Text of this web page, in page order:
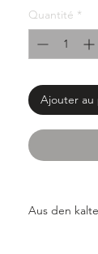
Quantité *
Ajouter au
Aus den